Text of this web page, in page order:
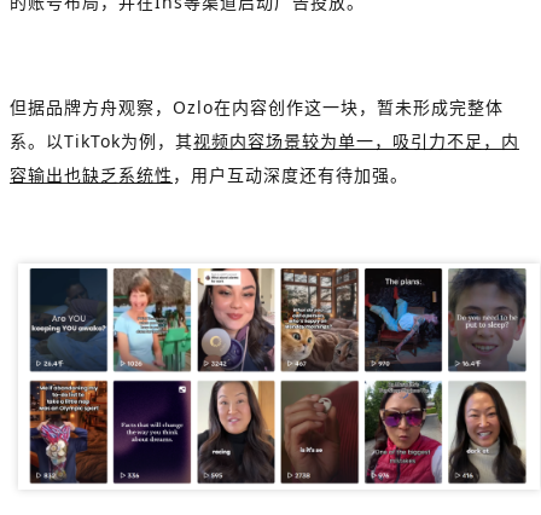
但据品牌方舟观察，Ozlo在内容创作这一块，暂未形成完整体
系。以TikTok为例，其视频内容场景较为单一，吸引力不足，内
容输出也缺乏系统性 ，用户互动深度还有待加强。